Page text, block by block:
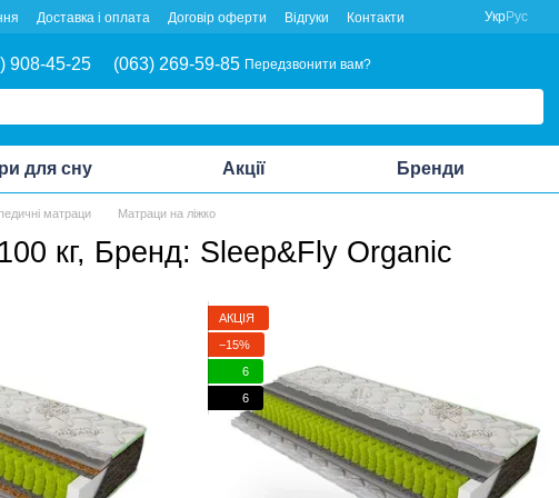
Доставка і оплата Договір оферти Відгуки Контакти УкрРус
908-45-25 (063) 269-59-85 Передзвонити вам?
для сну Акції Бренди
матраци Матраци на ліжко
кг, Бренд: Sleep&Fly Organic
АКЦІЯ
−15%
6
6